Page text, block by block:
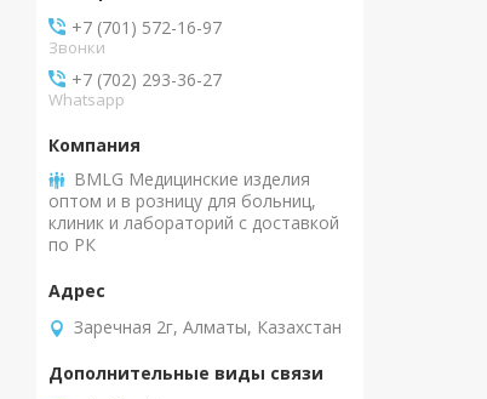
+7 (701) 572-16-97
Звонки
+7 (702) 293-36-27
Whatsapp
BMLG Медицинские изделия
оптом и в розницу для больниц,
клиник и лабораторий с доставкой
по РК
Заречная 2г, Алматы, Казахстан